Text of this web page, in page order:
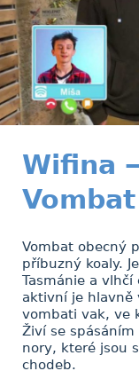
Wifina
Vombat
Vombat obecný
příbuzný koaly.
Tasmánie a vlhčí
aktivní je hlavně
vombati vak, ve
Živí se
nory, které jsou
chodeb.